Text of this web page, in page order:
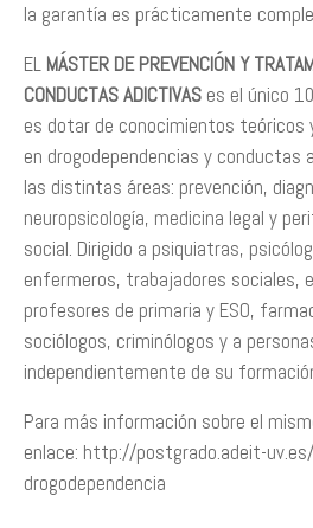
la garantía es prácticamente
EL MÁSTER DE PREVENCIÓN Y
CONDUCTAS ADICTIVAS es el único
es dotar de conocimientos teóricos
en drogodependencias y conductas
las distintas áreas: prevención,
neuropsicología, medicina legal y
social. Dirigido a psiquiatras,
enfermeros, trabajadores sociales,
profesores de primaria y ESO,
sociólogos, criminólogos y a
independientemente de su
Para más información sobre el
enlace: http://postgrado.adeit-
drogodependencia